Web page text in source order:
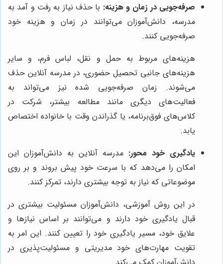
صرفه‌جویی در زمان و هزینه: با حذف نیاز به رفت و آمد به
مدرسه، دانش‌آموزان می‌توانند در زمان و هزینه خود
صرفه‌جویی کنند.
هزینه‌های مربوط به حمل و نقل، لباس فرم، و سایر
هزینه‌های جانبی تحصیل حضوری، در مدرسه آنلاین حذف
می‌شوند. زمان صرفه‌جویی شده نیز می‌تواند به
فعالیت‌های دیگری مانند مطالعه بیشتر، شرکت در
کلاس‌های فوق‌برنامه، یا گذراندن وقت با خانواده اختصاص
یابد.
یادگیری خود محور: مدرسه آنلاین به دانش‌آموزان این
امکان را می‌دهد که با سرعت خود پیش بروند و بر روی
موضوعاتی که نیاز به توجه بیشتری دارند، تمرکز کنند.
در این روش آموزشی، دانش‌آموزان مسئولیت بیشتری در
قبال یادگیری خود دارند و می‌توانند بر اساس نیازها و
علایق خود، مسیر یادگیری خود را تعیین کنند. این امر به
تقویت مهارت‌های خود مدیریتی و مسئولیت‌پذیری در